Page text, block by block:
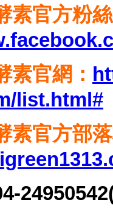
素官方粉
素官網：
list.html#
素官方部